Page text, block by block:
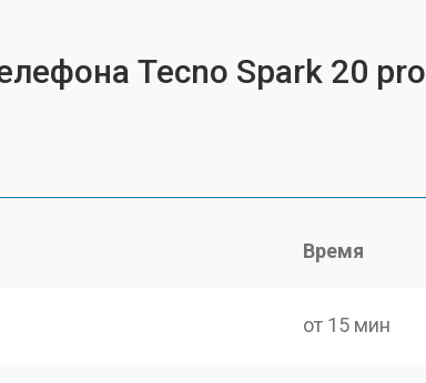
Tecno Spark 20 pro
Время
от 15 мин